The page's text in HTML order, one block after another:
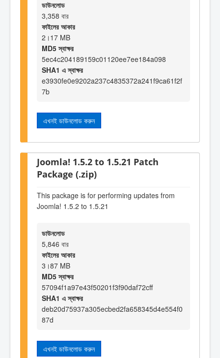
ডাউনলোড
3,358 বার
ফাইলের আকার
2।17 MB
MD5 স্বাক্ষর
5ec4c204189159c01120ee7ee184a098
SHA1 এ স্বাক্ষর
e3930fe0e9202a237c4835372a241f9ca61f2f
7b
এখনই ডাউনলোড করুন
Joomla! 1.5.2 to 1.5.21 Patch
Package (.zip)
This package is for performing updates from
Joomla! 1.5.2 to 1.5.21
ডাউনলোড
5,846 বার
ফাইলের আকার
3।87 MB
MD5 স্বাক্ষর
57094f1a97e43f50201f3f90daf72cff
SHA1 এ স্বাক্ষর
deb20d75937a305ecbed2fa658345d4e554f0
87d
এখনই ডাউনলোড করুন